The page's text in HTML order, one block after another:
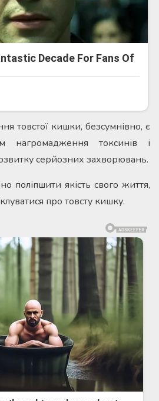
товстої кишки, безсумнівно, є
нагромадження токсинів і
серйозних захворювань.
поліпшити якість свого життя,
про товсту кишку.